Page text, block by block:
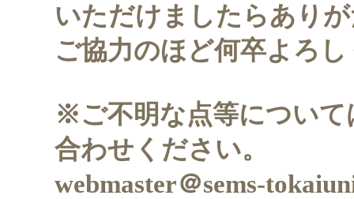
いただけましたらあり
ご協力のほど何卒よろ
※ご不明な点等につい
合わせください。
webmaster＠sems-